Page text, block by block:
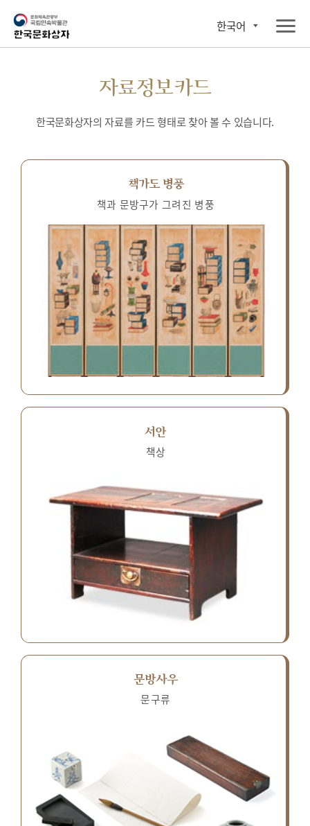
한국어
자료정보카드
한국문화상자의 자료를 카드 형태로 찾아 볼 수 있습니다.
책가도 병풍
책과 문방구가 그려진 병풍
서안
책상
문방사우
문구류